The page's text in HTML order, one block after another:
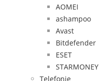
AOMEI
ashampoo
Avast
Bitdefender
ESET
STARMONEY
Telefonie